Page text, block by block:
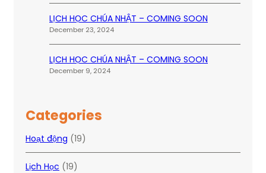
LỊCH HỌC CHÚA NHẬT – COMING SOON
December 23, 2024
LỊCH HỌC CHÚA NHẬT – COMING SOON
December 9, 2024
Categories
Hoạt động (19)
Lịch Học (19)